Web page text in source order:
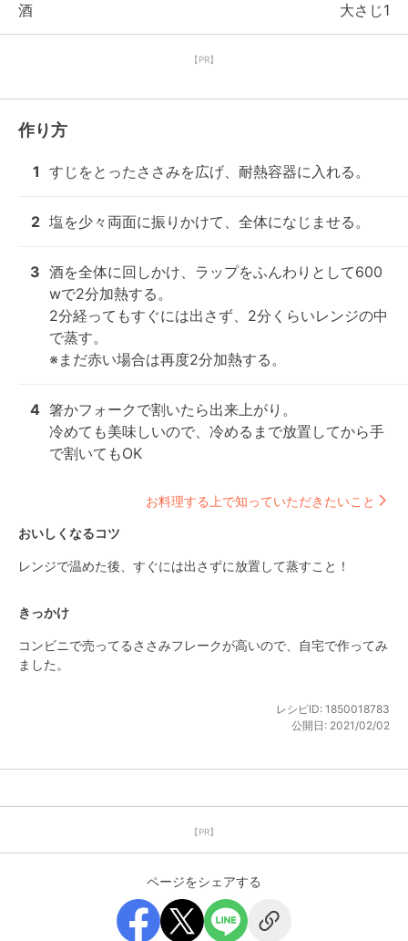
酒 大さじ1
【PR】
作り方
1 すじをとったささみを広げ、耐熱容器に入れる。
2 塩を少々両面に振りかけて、全体になじませる。
3 酒を全体に回しかけ、ラップをふんわりとして600
wで2分加熱する。
2分経ってもすぐには出さず、2分くらいレンジの中
で蒸す。
※まだ赤い場合は再度2分加熱する。
4 箸かフォークで割いたら出来上がり。
冷めても美味しいので、冷めるまで放置してから手
で割いてもOK
お料理する上で知っていただきたいこと
おいしくなるコツ
レンジで温めた後、すぐには出さずに放置して蒸すこと！
きっかけ
コンビニで売ってるささみフレークが高いので、自宅で作ってみ
ました。
レシピID: 1850018783
公開日: 2021/02/02
【PR】
ページをシェアする